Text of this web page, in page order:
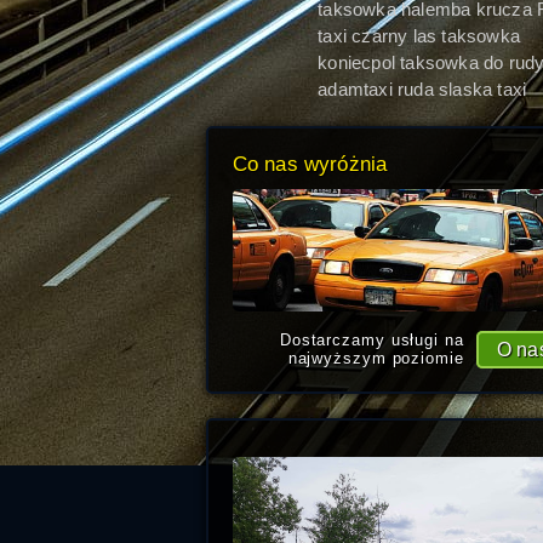
taksowka halemba krucza
Śląska
taxi czarny las taksowka
lotnisko ruda slaska
koniecpol taksowka do
slaskiej taxi ruda slaska
adamtaxi ruda slaska taxi
Co nas wyróżnia
O
Dostarczamy usługi na
najwyższym poziomie